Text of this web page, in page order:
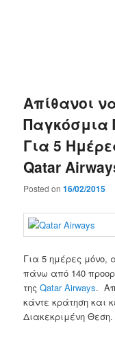
Απίθανοι
Για 5
Qatar
Posted on16/02/2015
Για 5 ημέρες μόνο,
πάνω από 140
τηςQatar Airways.
κάντε κράτηση και
Διακεκριμένη Θεση.